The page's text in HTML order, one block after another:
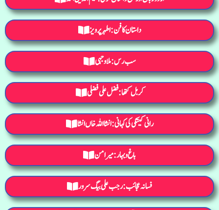
داستان کا فن : اطہر پرویز
سب رس : ملا وجہی
کربل کتھا : فضل علی فضلی
رانی کیتکی کی کہانی : انشااللہ خاں انشا
باغ و بہار: میر امن
فسانہ عجائب : رجب علی بیگ سرور